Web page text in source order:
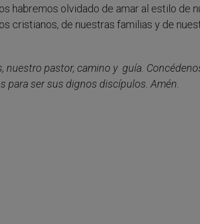
habremos olvidado de amar al estilo de
cristianos, de nuestras familias y de
nuestro pastor, camino y guía.
para ser sus dignos discípulos. Amén.